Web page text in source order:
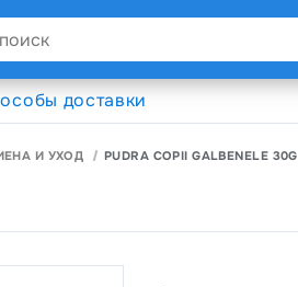
доставки
И УХОД PUDRA COPII GALBENELE 30G